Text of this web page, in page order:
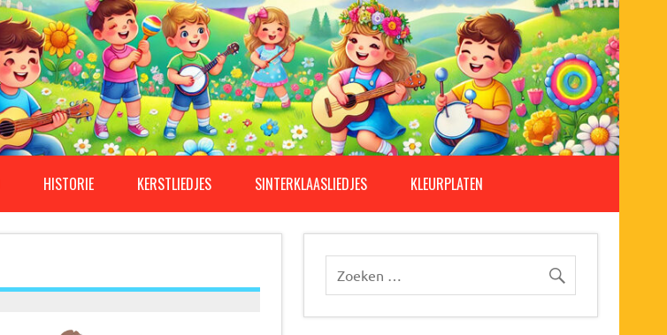
HISTORIE KERSTLIEDJES SINTERKLAASLIEDJES KLEURPLATEN